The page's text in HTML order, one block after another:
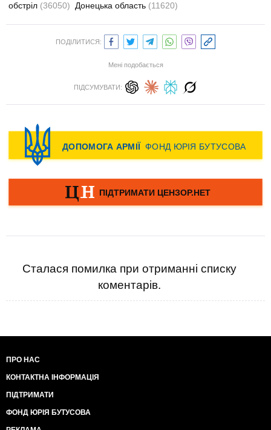
обстріл (36050) Донецька область (11620)
ПОДІЛИТИСЯ:
Мені подобається
ПІДСУМУВАТИ:
Сталася помилка при отриманні списку
коментарів.
ПРО НАС
КОНТАКТНА ІНФОРМАЦІЯ
ПІДТРИМАТИ
ФОНД ЮРІЯ БУТУСОВА